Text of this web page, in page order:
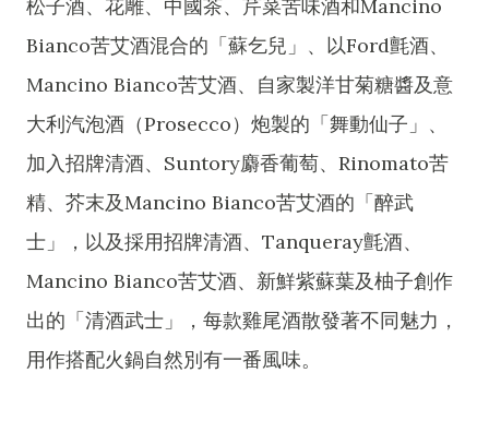
松子酒、花雕、中國茶、芹菜苦味酒和Mancino
Bianco苦艾酒混合的「蘇乞兒」、以Ford氈酒、
Mancino Bianco苦艾酒、自家製洋甘菊糖醬及意
大利汽泡酒（Prosecco）炮製的「舞動仙子」、
加入招牌清酒、Suntory麝香葡萄、Rinomato苦
精、芥末及Mancino Bianco苦艾酒的「醉武
士」，以及採用招牌清酒、Tanqueray氈酒、
Mancino Bianco苦艾酒、新鮮紫蘇葉及柚子創作
出的「清酒武士」，每款雞尾酒散發著不同魅力，
用作搭配火鍋自然別有一番風味。